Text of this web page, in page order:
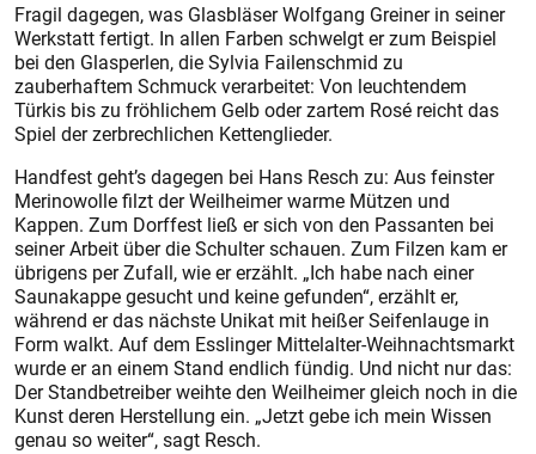
Fragil dagegen, was Glasbläser Wolfgang Greiner in seiner
Werkstatt fertigt. In allen Farben schwelgt er zum Beispiel
bei den Glasperlen, die Sylvia Failenschmid zu
zauberhaftem Schmuck verarbeitet: Von leuchtendem
Türkis bis zu fröhlichem Gelb oder zartem Rosé reicht das
Spiel der zerbrechlichen Kettenglieder.
Handfest geht’s dagegen bei Hans Resch zu: Aus feinster
Merinowolle filzt der Weilheimer warme Mützen und
Kappen. Zum Dorffest ließ er sich von den Passanten bei
seiner Arbeit über die Schulter schauen. Zum Filzen kam er
übrigens per Zufall, wie er erzählt. „Ich habe nach einer
Saunakappe gesucht und keine gefunden“, erzählt er,
während er das nächste Unikat mit heißer Seifenlauge in
Form walkt. Auf dem Esslinger Mittelalter-Weihnachtsmarkt
wurde er an einem Stand endlich fündig. Und nicht nur das:
Der Standbetreiber weihte den Weilheimer gleich noch in die
Kunst deren Herstellung ein. „Jetzt gebe ich mein Wissen
genau so weiter“, sagt Resch.